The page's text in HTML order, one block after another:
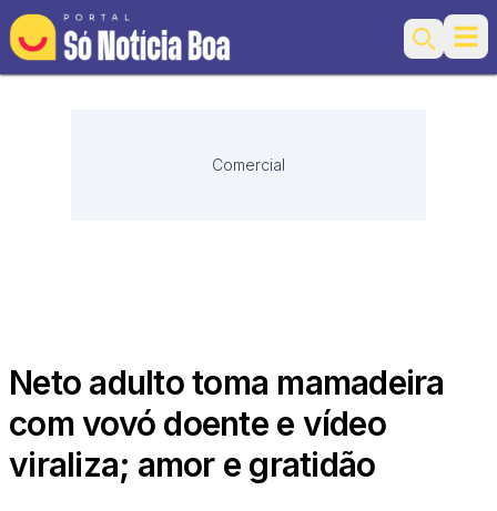
Search
Comercial
Neto adulto toma mamadeira
com vovó doente e vídeo
viraliza; amor e gratidão